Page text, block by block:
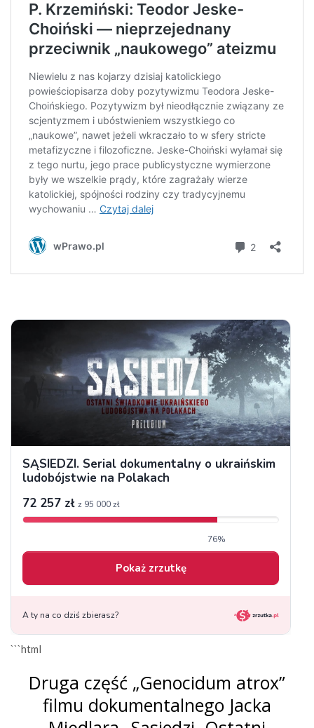
```html
Druga część „Genocidum atrox”
filmu dokumentalnego Jacka